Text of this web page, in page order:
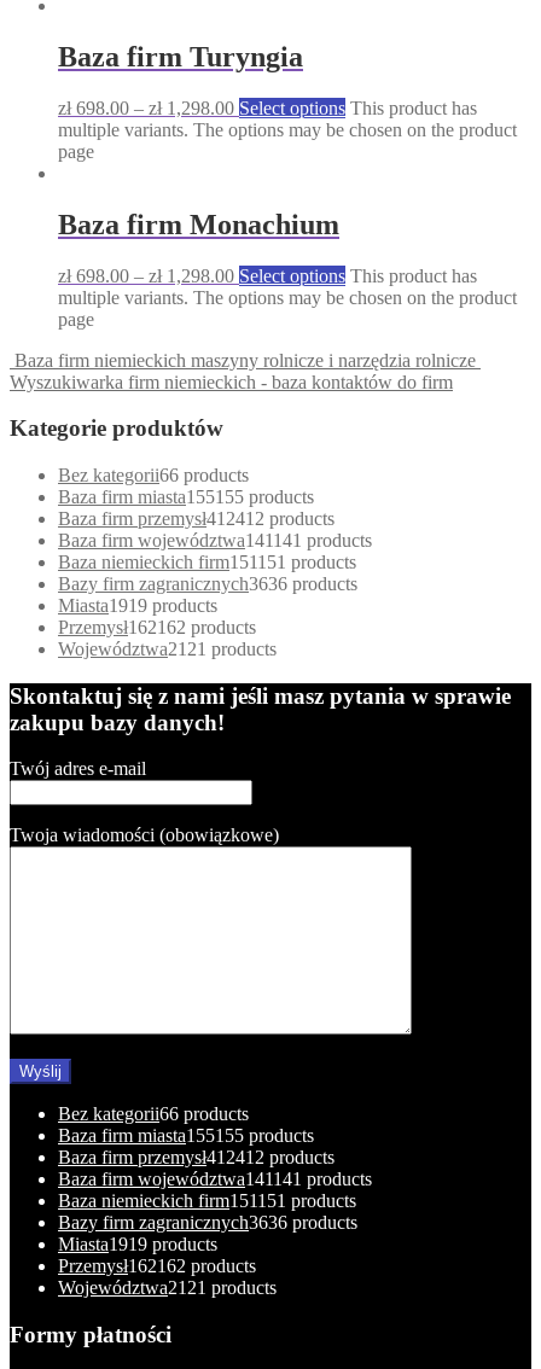
Baza firm Turyngia
zł698.00 – zł1,298.00 Select options This product has
multiple variants. The options may be chosen on the product
page
Baza firm Monachium
zł698.00 – zł1,298.00 Select options This product has
multiple variants. The options may be chosen on the product
page
Baza firm niemieckich maszyny rolnicze i narzędzia rolnicze
Wyszukiwarka firm niemieckich - baza kontaktów do firm
Kategorie produktów
Bez kategorii66 products
Baza firm miasta155155 products
Baza firm przemysł412412 products
Baza firm województwa141141 products
Baza niemieckich firm151151 products
Bazy firm zagranicznych3636 products
Miasta1919 products
Przemysł162162 products
Województwa21 21 products
Skontaktuj się z nami jeśli masz pytania w sprawie
zakupu bazy danych!
Twój adres e-mail
Twoja wiadomości (obowiązkowe)
Bez kategorii66 products
Baza firm miasta155155 products
Baza firm przemysł412412 products
Baza firm województwa141141 products
Baza niemieckich firm151151 products
Bazy firm zagranicznych3636 products
Miasta1919 products
Przemysł162162 products
Województwa2121 products
Formy płatności